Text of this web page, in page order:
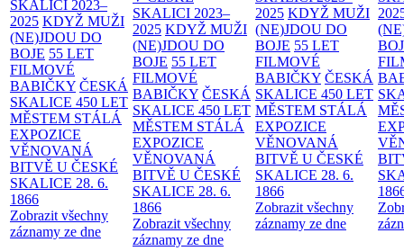
SKALICI 2023–
2025 KDYŽ MUŽI
(NE)JDOU DO
BOJE 55 LET
FILMOVÉ
BABIČKY ČESKÁ
SKALICE 450 LET
MĚSTEM STÁLÁ
EXPOZICE
VĚNOVANÁ
BITVĚ U ČESKÉ
SKALICE 28. 6.
1866
Zobrazit všechny
záznamy ze dne
SKALICI 2023–
2025 KDYŽ MUŽI
(NE)JDOU DO
BOJE 55 LET
FILMOVÉ
BABIČKY ČESKÁ
SKALICE 450 LET
MĚSTEM STÁLÁ
EXPOZICE
VĚNOVANÁ
BITVĚ U ČESKÉ
SKALICE 28. 6.
1866
Zobrazit všechny
záznamy ze dne
2025 KDYŽ MUŽI
(NE)JDOU DO
BOJE 55 LET
FILMOVÉ
BABIČKY ČESKÁ
SKALICE 450 LET
MĚSTEM STÁLÁ
EXPOZICE
VĚNOVANÁ
BITVĚ U ČESKÉ
SKALICE 28. 6.
1866
Zobrazit všechny
záznamy ze dne